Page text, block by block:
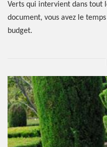
Verts qui intervient dans tout
document, vous avez le
budget.